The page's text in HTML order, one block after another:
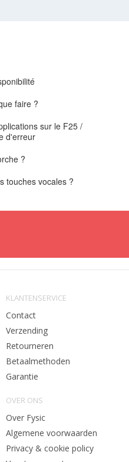
faire ?
sur le F25 /
d'erreur
?
touches vocales ?
KLANTENSERVICE
Contact
Verzending
Retourneren
Betaalmethoden
Garantie
OVER ONS
Over Fysic
Algemene voorwaarden
Privacy & cookie policy